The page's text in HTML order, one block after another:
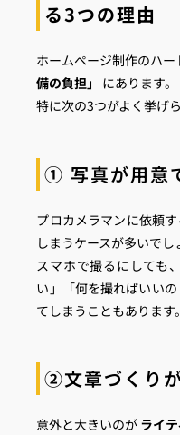
る3つの理由
ホームページ制作のハ
備の負担」
にあります。
特に次の3つがよく挙げら
① 写真が用意
プロカメラマンに依頼
しまうケースが多いでし
スマホで撮るにしても
い」「何を撮ればいい
てしまうこともあります。
②文章づくり
意外と大きいのが ライ